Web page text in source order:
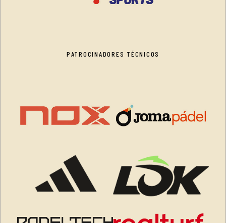
PATROCINADORES TÉCNICOS